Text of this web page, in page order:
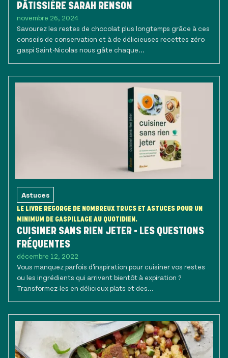
PÂTISSIÈRE SARAH RENSON
novembre 26, 2024
Savourez les restes de chocolat plus longtemps grâce à ces
conseils de conservation et à de délicieuses recettes zéro
gaspi Saint-Nicolas nous gâte chaque...
Astuces
LE LIVRE REGORGE DE NOMBREUX TRUCS ET ASTUCES POUR UN
MINIMUM DE GASPILLAGE AU QUOTIDIEN.
CUISINER SANS RIEN JETER - LES QUESTIONS
FRÉQUENTES
décembre 12, 2022
Vous manquez parfois d'inspiration pour cuisiner vos restes
ou les ingrédients qui arrivent bientôt à expiration ?
Transformez-les en délicieux plats et des...